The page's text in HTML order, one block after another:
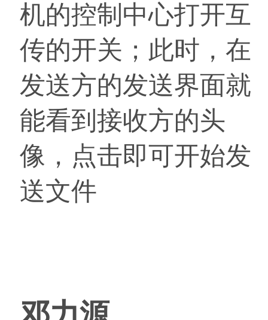
机的控制中心打开互
传的开关；此时，在
发送方的发送界面就
能看到接收方的头
像，点击即可开始发
送文件